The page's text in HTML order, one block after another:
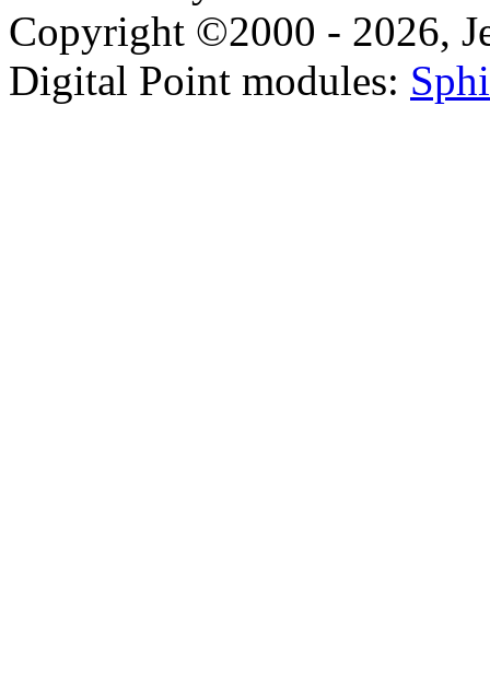
Copyright ©2000 - 2026,
Digital Point modules: